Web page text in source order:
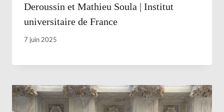
Deroussin et Mathieu Soula | Institut
universitaire de France
7 juin 2025